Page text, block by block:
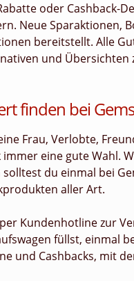
oder Cashback-
Neue Sparaktionen,
bereitstellt. Alle
und
finden bei
Frau, Verlobte,
eine gute Wahl.
du einmal bei
aller Art.
Kundenhotline zur
füllst, einmal
und Cashbacks, mit